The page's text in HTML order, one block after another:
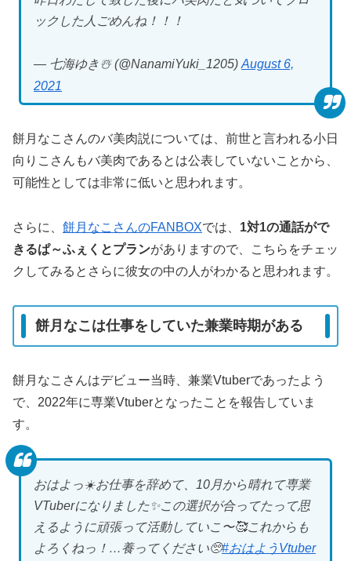
ックした人ごめんね！！！
— 七海ゆき☃️ (@NanamiYuki_1205) August 6,
2021
餅月なこさんのバ美肉説については、前世と言われる小日
向りこさんもバ美肉であるとは公表していないことから、
可能性としては非常に低いと思われます。
さらに、 餅月なこさんのFANBOXでは、 1対1の通話がで
きるぱ～ふぇくとプランがありますので、こちらをチェッ
クしてみるとさらに彼女の中の人がわかると思われます。
餅月なこは仕事をしていた兼業時期がある
餅月なこさんはデビュー当時、兼業Vtuberであったよう
で、2022年に専業Vtuberとなったことを報告していま
す。
おはよっ☀️お仕事を辞めて、10月から晴れて専業
VTuberになりました✨この選択が合ってたって思
えるように頑張って活動していこ〜🥰これからも
よろくねっ！…養ってください🥺#おはようVtuber